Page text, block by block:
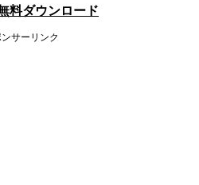
料ダウンロード
ンサーリンク